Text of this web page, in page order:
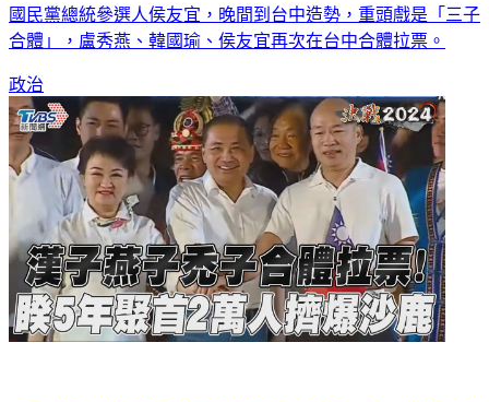
國民黨總統參選人侯友宜，晚間到台中造勢，重頭戲是「三子
合體」，盧秀燕、韓國瑜、侯友宜再次在台中合體拉票。
政治